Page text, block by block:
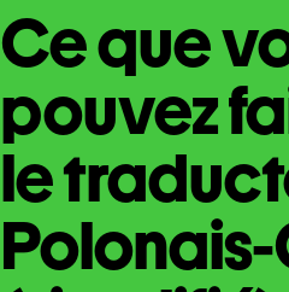
Ce que
pouvez
le